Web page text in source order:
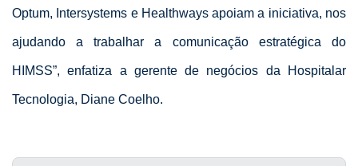
Optum, Intersystems e Healthways apoiam a iniciativa, nos
ajudando a trabalhar a comunicação estratégica do
HIMSS”, enfatiza a gerente de negócios da Hospitalar
Tecnologia, Diane Coelho.